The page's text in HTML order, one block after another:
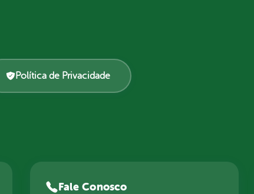
Política de Privacidade
Fale Conosco